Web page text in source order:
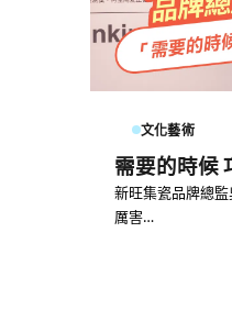
文化藝術
需要的時候
新旺集瓷品牌總
厲害…